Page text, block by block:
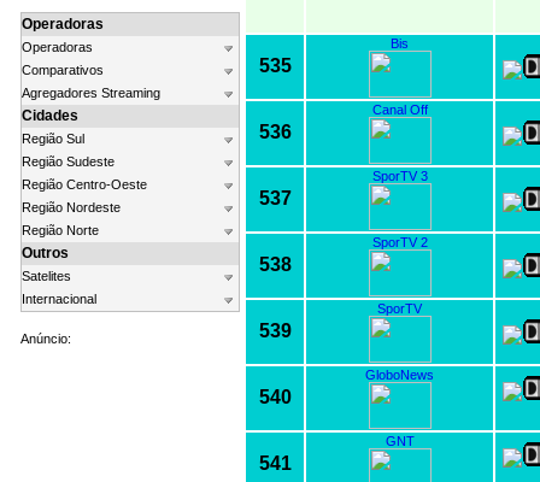
Operadoras
Operadoras
Comparativos
Agregadores Streaming
Cidades
Região Sul
Região Sudeste
Região Centro-Oeste
Região Nordeste
Região Norte
Outros
Satelites
Internacional
Anúncio:
535
Bis
536
Canal Off
537
SporTV 3
538
SporTV 2
539
SporTV
540
GloboNews
541
GNT